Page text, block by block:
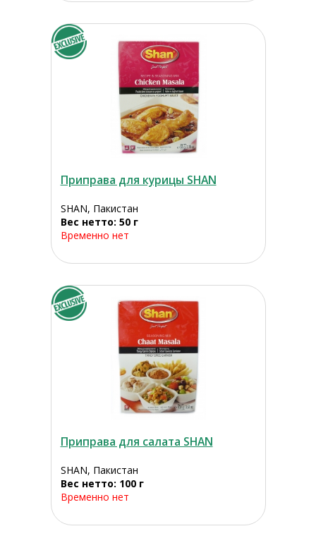
Приправа для курицы SHAN
SHAN, Пакистан
Вес нетто: 50 г
Временно нет
Приправа для салата SHAN
SHAN, Пакистан
Вес нетто: 100 г
Временно нет